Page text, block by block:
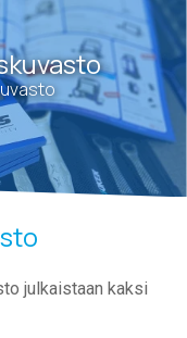
julkaistaan kaksi